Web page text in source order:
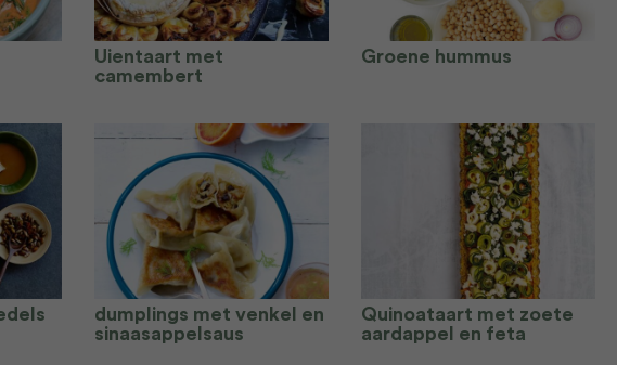
Uientaart met
camembert
Groene hummus
dumplings met venkel en
sinaasappelsaus
Quinoataart met zoete
aardappel en feta